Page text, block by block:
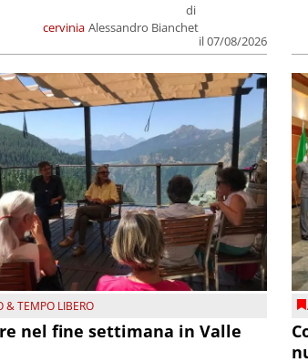
cervinia
di
Alessandro Bianchet
il 07/08/2026
& TEMPO LIBERO
nel fine settimana in Valle